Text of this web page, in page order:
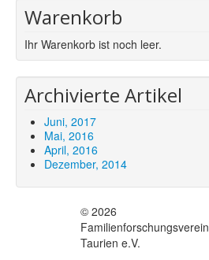
Warenkorb
Ihr Warenkorb ist noch leer.
Archivierte Artikel
Juni, 2017
Mai, 2016
April, 2016
Dezember, 2014
© 2026
Familienforschungsverein
Taurien e.V.